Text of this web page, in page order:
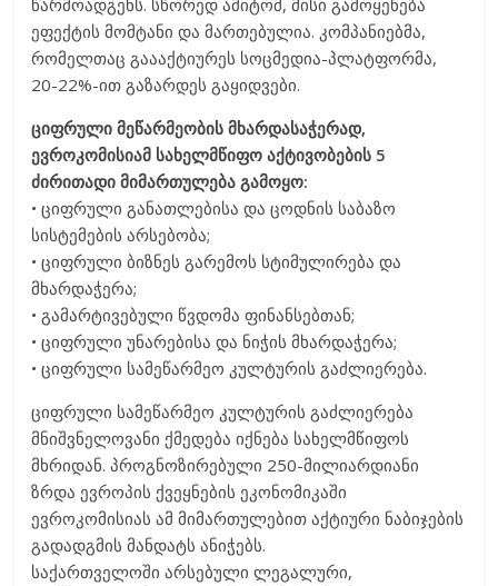
წარმოადგენს. სწორედ ამიტომ, მისი გამოყენება
ეფექტის მომტანი და მართებულია. კომპანიებმა,
რომელთაც გაააქტიურეს სოცმედია-პლატფორმა,
20-22%-ით გაზარდეს გაყიდვები.
ციფრული მეწარმეობის მხარდასაჭერად,
ევროკომისიამ სახელმწიფო აქტივობების 5
ძირითადი მიმართულება გამოყო:
• ციფრული განათლებისა და ცოდნის საბაზო
სისტემების არსებობა;
• ციფრული ბიზნეს გარემოს სტიმულირება და
მხარდაჭერა;
• გამარტივებული წვდომა ფინანსებთან;
• ციფრული უნარებისა და ნიჭის მხარდაჭერა;
• ციფრული სამეწარმეო კულტურის გაძლიერება.
ციფრული სამეწარმეო კულტურის გაძლიერება
მნიშვნელოვანი ქმედება იქნება სახელმწიფოს
მხრიდან. პროგნოზირებული 250-მილიარდიანი
ზრდა ევროპის ქვეყნების ეკონომიკაში
ევროკომისიას ამ მიმართულებით აქტიური ნაბიჯების
გადადგმის მანდატს ანიჭებს.
საქართველოში არსებული ლეგალური,